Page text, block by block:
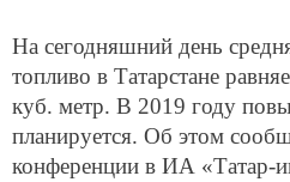
На сегодняшний день
топливо в Татарстане
куб. метр. В 2019 году
планируется. Об этом
конференции в ИА «Татар-